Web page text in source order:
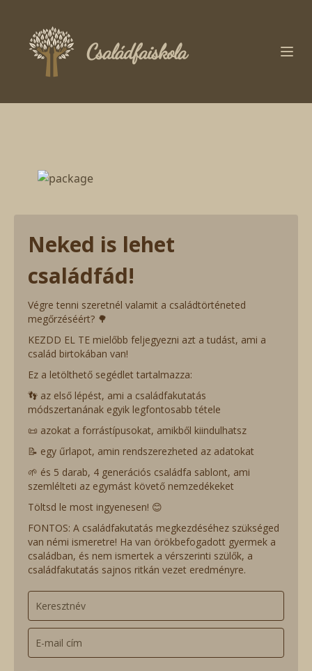
Családfaiskola
Neked is lehet
családfád!
Végre tenni szeretnél valamit a családtörténeted
megőrzéséért? 🌳
KEZDD EL TE mielőbb feljegyezni azt a tudást, ami a
család birtokában van!
Ez a letölthető segédlet tartalmazza:
👣 az első lépést, ami a családfakutatás
módszertanának egyik legfontosabb tétele
📜 azokat a forrástípusokat, amikből kiindulhatsz
📝 egy űrlapot, amin rendszerezheted az adatokat
🌱 és 5 darab, 4 generációs családfa sablont, ami
szemlélteti az egymást követő nemzedékeket
Töltsd le most ingyenesen! 😊
FONTOS: A családfakutatás megkezdéséhez szükséged
van némi ismeretre! Ha van örökbefogadott gyermek a
családban, és nem ismertek a vérszerinti szülők, a
családfakutatás sajnos ritkán vezet eredményre.